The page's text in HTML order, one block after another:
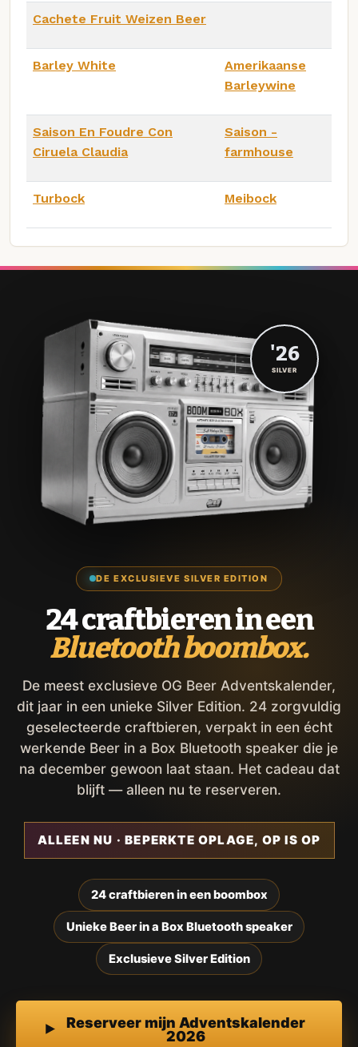
Cachete Fruit Weizen Beer
Barley White
Amerikaanse
Barleywine
Saison En Foudre Con
Ciruela Claudia
Saison -
farmhouse
Turbock Meibock
DE EXCLUSIEVE SILVER EDITION
24 craftbieren in een
Bluetooth boombox.
De meest exclusieve OG Beer Adventskalender,
dit jaar in een unieke Silver Edition. 24 zorgvuldig
geselecteerde craftbieren, verpakt in een écht
werkende Beer in a Box Bluetooth speaker die je
na december gewoon laat staan. Het cadeau dat
blijft — alleen nu te reserveren.
ALLEEN NU · BEPERKTE OPLAGE, OP IS OP
24 craftbieren in een boombox
Unieke Beer in a Box Bluetooth speaker
Exclusieve Silver Edition
Reserveer mijn Adventskalender
2026
'26
SILVER